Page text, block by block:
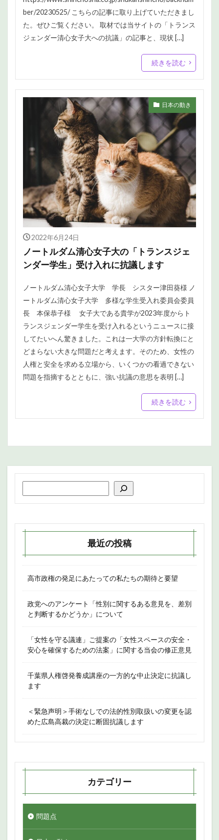
ber/20230525/ こちらの記事に取り上げていただきまし
た。ぜひご覧ください。 取材では当サイトの「トランス
ジェンダー清心女子大への抗議」の記事と、現状 […]
続きを読む
日本の動き
2022年6月24日
ノートルダム清心女子大の「トランスジェ
ンダー学生」受け入れに抗議します
ノートルダム清心女子大学 学長 シスター津田葵様 ノ
ートルダム清心女子大学 多様な学生受入れ委員会委員
長 本保恭子様 女子大である貴学が2023年度からト
ランスジェンダー学生を受け入れるというニュースに接
してたいへん驚きました。これは一大学の方針転換にと
どまらない大きな問題だと考えます。そのため、女性の
人権と安全を求める立場から、いくつかの看過できない
問題を指摘するとともに、強い抗議の意思を表明 […]
続きを読む
最近の投稿
高市政権の発足にあたっての私たちの期待と要望
政党へのアンケート「性別に関するある意見を、差別
と判断するかどうか」について
「女性を守る議連」ご提案の「女性スペースの安全・
安心を確保するための法案」に関する当会の修正意見
千葉県人権啓発養成講座の一方的な中止決定に抗議し
ます
＜緊急声明＞手術なしでの法的性別取扱いの変更を認
めた広島高裁の決定に断固抗議します
カテゴリー
問題点